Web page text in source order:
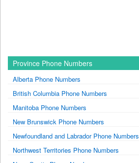
Province Phone Numbers
Alberta Phone Numbers
British Columbia Phone Numbers
Manitoba Phone Numbers
New Brunswick Phone Numbers
Newfoundland and Labrador Phone Numbers
Northwest Territories Phone Numbers